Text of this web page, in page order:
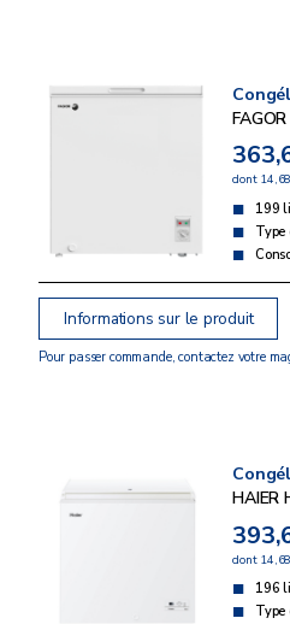
dont
199
Type
Informations sur le produit
Pour passer commande, contactez votre
HAIER
dont
196